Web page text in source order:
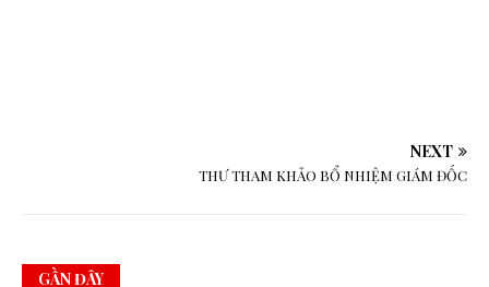
NEXT
THƯ THAM KHẢO BỔ NHIỆM GIÁM ĐỐC
GẦN ĐÂY